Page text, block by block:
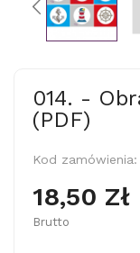
014. -
(PDF)
Kod zamówienia:
18,50 Zł
Brutto